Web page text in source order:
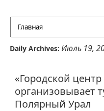
Daily Archives: Июль 19,
«Городской
организовывает
Полярный Урал